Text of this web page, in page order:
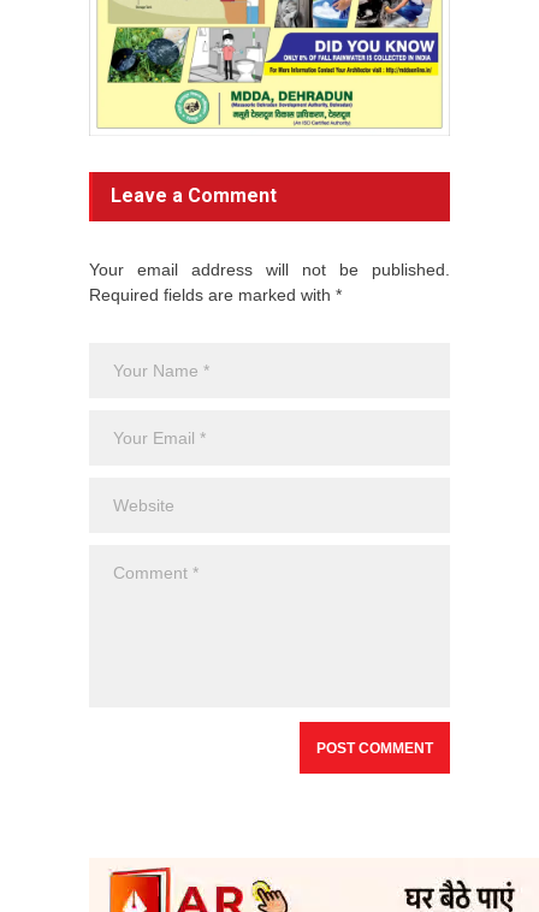
Leave a Comment
Your email address will not be published.
Required fields are marked with *